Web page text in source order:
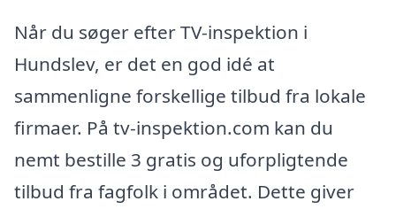
Når du søger efter TV-inspektion i
Hundslev, er det en god idé at
sammenligne forskellige tilbud fra lokale
firmaer. På tv-inspektion.com kan du
nemt bestille 3 gratis og uforpligtende
tilbud fra fagfolk i området. Dette giver